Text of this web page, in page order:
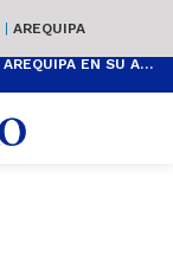
| AREQUIPA
ACTIVIDADES GRATUITAS PARA DISFRUTAR DE AREQUIPA EN SU ANIVERSARIO